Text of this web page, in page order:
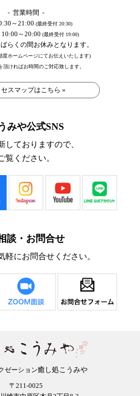
- 営業時間 -
～21:00 (最終受付 20:30)
～20:00 (最終受付 19:00)
らくの間お休みとなります。
度ホームページにてお伝えいたします)
頂ければお時間のご対応致します。
スマップはこちら »
みや公式SNS
しておりますので、
覧ください。
談・お問合せ
軽にお問合せください。
ゼーション癒し処こうみや
〒211-0025